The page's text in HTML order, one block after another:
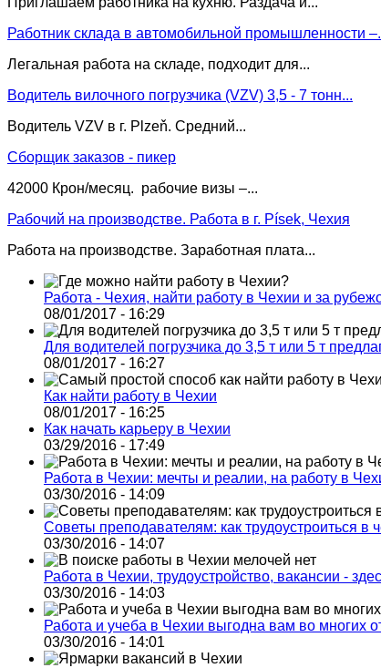
Работник склада в автомобильной промышленности
Легальная работа на складе, подходит для...
Водитель вилочного погрузчика (VZV) 3,5 - 7 тонн...
Водитель VZV в г. Plzeň. Средний...
Сборщик заказов - пикер
42000 Крон/месяц. рабочие визы –...
Рабочий на производстве. Работа в г. Písek, Чехия
Работа на производстве. Заработная плата...
Работа - Чехия, найти работу в Чехии и за
08/01/2017 - 16:29
Для водителей погрузчика до 3,5 т или 5 т
08/01/2017 - 16:27
Как найти работу в Чехии
08/01/2017 - 16:25
Как начать карьеру в Чехии
03/29/2016 - 17:49
Работа в Чехии: мечты и реалии, на работу в
03/30/2016 - 14:09
Советы преподавателям: как трудоустроиться в
03/30/2016 - 14:07
Работа в Чехии, трудоустройство, вакансии -
03/30/2016 - 14:03
Работа и учеба в Чехии выгодна вам во многих
03/30/2016 - 14:01